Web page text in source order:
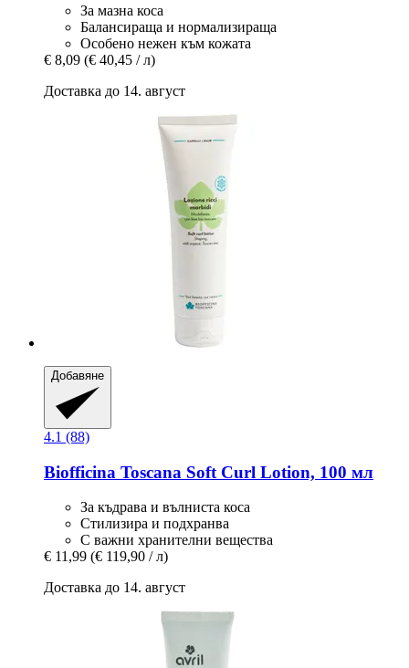
За мазна коса
Балансираща и нормализираща
Особено нежен към кожата
€ 8,09 (€ 40,45 / л)
Доставка до 14. август
Добавяне
4.1 (88)
Biofficina Toscana Soft Curl Lotion, 100 мл
За къдрава и вълниста коса
Стилизира и подхранва
С важни хранителни вещества
€ 11,99 (€ 119,90 / л)
Доставка до 14. август